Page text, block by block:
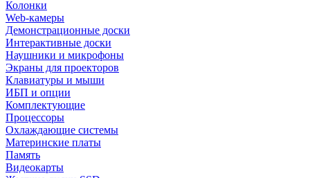
Колонки
Web-камеры
Демонстрационные доски
Интерактивные доски
Наушники и микрофоны
Экраны для проекторов
Клавиатуры и мыши
ИБП и опции
Комплектующие
Процессоры
Охлаждающие системы
Материнские платы
Память
Видеокарты